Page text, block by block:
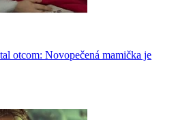
otcom: Novopečená mamička je